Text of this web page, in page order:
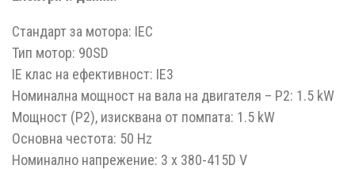
Стандарт за мотора: IEC
Тип мотор: 90SD
IE клас на ефективност: IE3
Номинална мощност на вала на двигателя – Р2: 1.5 kW
Мощност (Р2), изисквана от помпата: 1.5 kW
Основна честота: 50 Hz
Номинално напрежение: 3 x 380-415D V